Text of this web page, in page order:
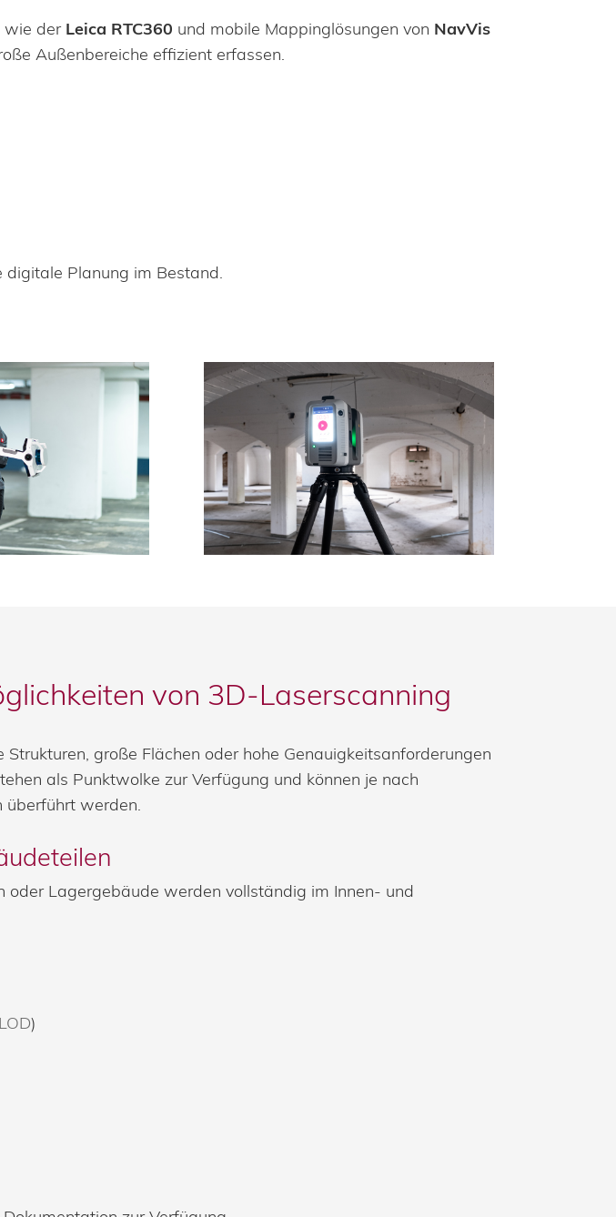
wie der Leica RTC360 und mobile Mappinglösungen von NavVis
Außenbereiche effizient erfassen.
Planung im Bestand.
von 3D-Laserscanning
große Flächen oder hohe Genauigkeitsanforderungen
als Punktwolke zur Verfügung und können je nach
überführt werden.
Lagergebäude werden vollständig im Innen- und
LOD)